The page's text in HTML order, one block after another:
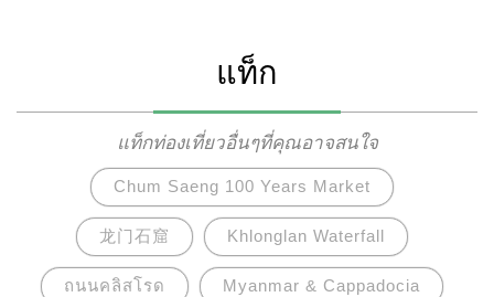
แท็ก
แท็กท่องเที่ยวอื่นๆที่คุณอาจสนใจ
Chum Saeng 100 Years Market
龙门石窟 Khlonglan Waterfall
ถนนคลิสโรด Myanmar & Cappadocia